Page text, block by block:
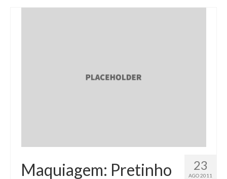
23
AGO 2011
Maquiagem: Pretinho